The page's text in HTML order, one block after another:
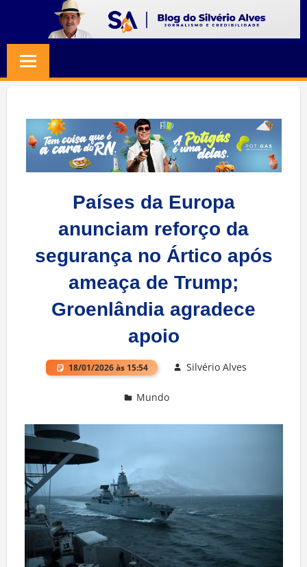
content
SILVERIO
ALVES
Jornalismo
Credibilidade
Países da Europa
anunciam reforço da
segurança no Ártico após
ameaça de Trump;
Groenlândia agradece
apoio
18/01/2026 às 15:54 Silvério Alves
Mundo